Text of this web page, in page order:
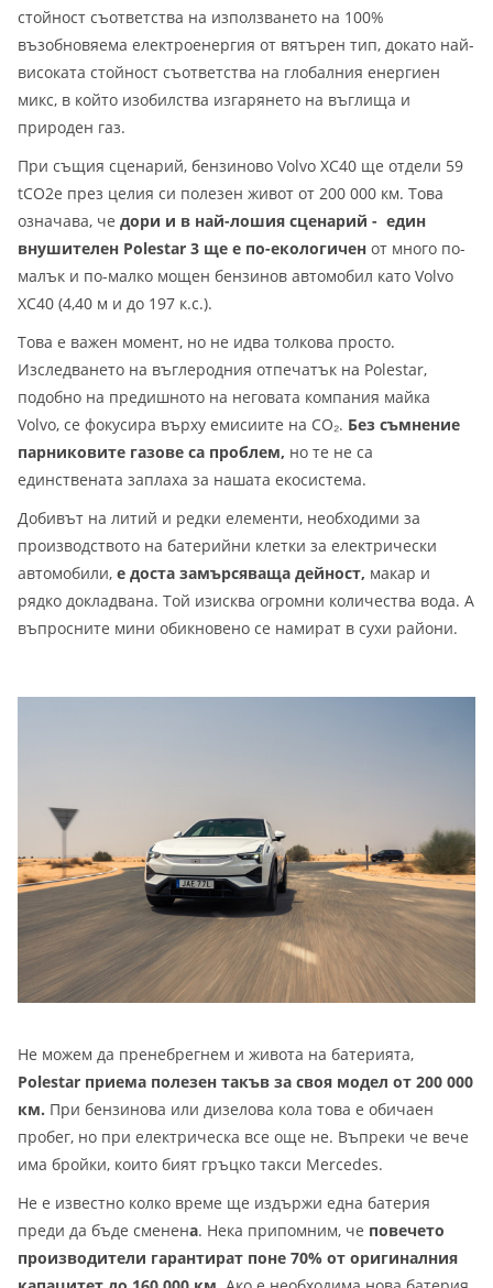
стойност съответства на използването на 100%
възобновяема електроенергия от вятърен тип, докато най-
високата стойност съответства на глобалния енергиен
микс, в който изобилства изгарянето на въглища и
природен газ.
При същия сценарий, бензиново Volvo XC40 ще отдели 59
tCO2e през целия си полезен живот от 200 000 км. Това
означава, че дори и в най-лошия сценарий - един
внушителен Polestar 3 ще е по-екологичен от много по-
малък и по-малко мощен бензинов автомобил като Volvo
XC40 (4,40 м и до 197 к.с.).
Това е важен момент, но не идва толкова просто.
Изследването на въглеродния отпечатък на Polestar,
подобно на предишното на неговата компания майка
Volvo, се фокусира върху емисиите на CO₂. Без съмнение
парниковите газове са проблем, но те не са
единствената заплаха за нашата екосистема.
Добивът на литий и редки елементи, необходими за
производството на батерийни клетки за електрически
автомобили, е доста замърсяваща дейност, макар и
рядко докладвана. Той изисква огромни количества вода. А
въпросните мини обикновено се намират в сухи райони.
Не можем да пренебрегнем и живота на батерията,
Polestar приема полезен такъв за своя модел от 200 000
км. При бензинова или дизелова кола това е обичаен
пробег, но при електрическа все още не. Въпреки че вече
има бройки, които бият гръцко такси Mercedes.
Не е известно колко време ще издържи една батерия
преди да бъде сменена. Нека припомним, че повечето
производители гарантират поне 70% от оригиналния